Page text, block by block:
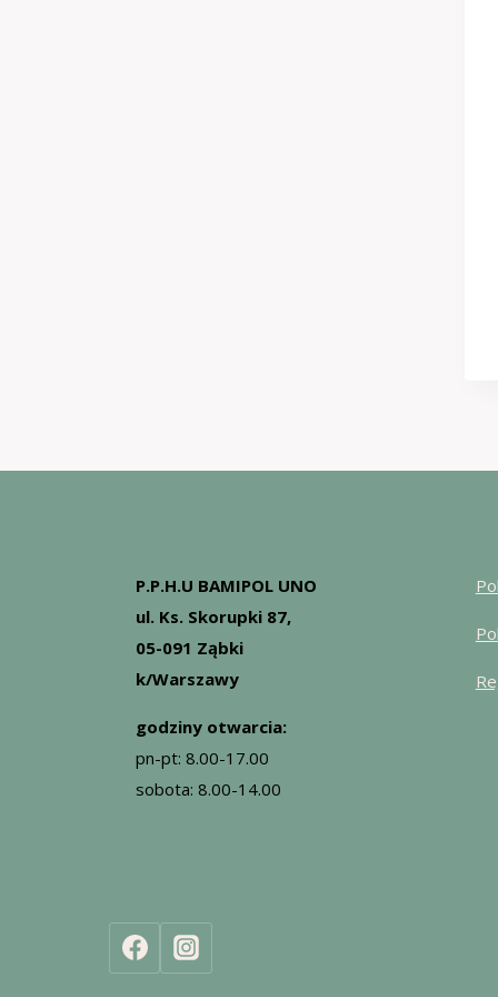
P.P.H.U BAMIPOL UNO
ul. Ks. Skorupki 87,
05-091 Ząbki
k/Warszawy
godziny otwarcia:
pn-pt: 8.00-17.00
sobota: 8.00-14.00